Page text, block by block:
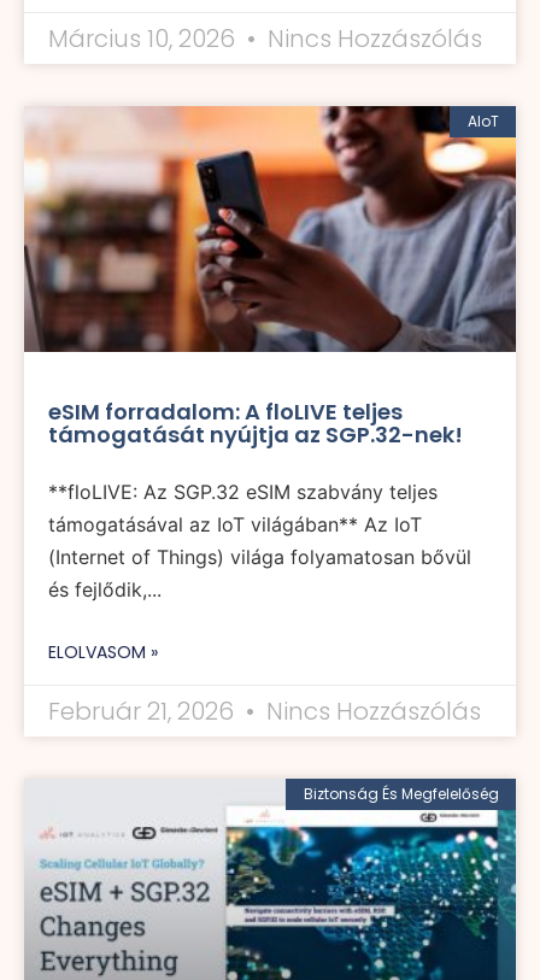
Március 10, 2026 Nincs Hozzászólás
AIoT
eSIM forradalom: A floLIVE teljes
támogatását nyújtja az SGP.32-nek!
**floLIVE: Az SGP.32 eSIM szabvány teljes
támogatásával az IoT világában** Az IoT
(Internet of Things) világa folyamatosan bővül
és fejlődik,...
ELOLVASOM »
Február 21, 2026 Nincs Hozzászólás
Biztonság És Megfelelőség